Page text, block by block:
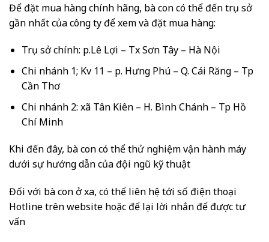
Để đặt mua hàng chính hãng, bà con có thể đến trụ sở
gần nhất của công ty để xem và đặt mua hàng:
Trụ sở chính: p.Lê Lợi – Tx Sơn Tây – Hà Nội
Chi nhánh 1; Kv 11 – p. Hưng Phú – Q. Cái Răng – Tp
Cần Thơ
Chi nhánh 2: xã Tân Kiên – H. Bình Chánh – Tp Hồ
Chí Minh
Khi đến đây, bà con có thể thử nghiệm vận hành máy
dưới sự hướng dẫn của đội ngũ kỹ thuật
Đối với bà con ở xa, có thể liên hệ tới số điện thoại
Hotline trên website hoặc để lại lời nhắn để được tư
vấn